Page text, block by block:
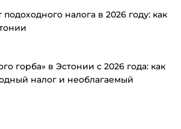
налога в 2026 году: как
горба» в Эстонии с 2026 года: как
налог и необлагаемый